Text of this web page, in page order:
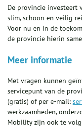
De provincie investeert
slim, schoon en veilig
Voor nu en in de
de provincie hierin
Meer informatie
Met vragen kunnen
servicepunt van de
(gratis) of per e-mail:
werkzaamheden,
Mobility zijn ook te